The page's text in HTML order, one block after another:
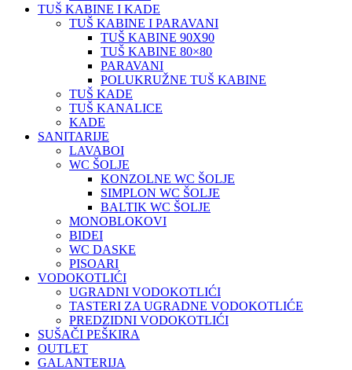
TUŠ KABINE I KADE
TUŠ KABINE I PARAVANI
TUŠ KABINE 90X90
TUŠ KABINE 80×80
PARAVANI
POLUKRUŽNE TUŠ KABINE
TUŠ KADE
TUŠ KANALICE
KADE
SANITARIJE
LAVABOI
WC ŠOLJE
KONZOLNE WC ŠOLJE
SIMPLON WC ŠOLJE
BALTIK WC ŠOLJE
MONOBLOKOVI
BIDEI
WC DASKE
PISOARI
VODOKOTLIĆI
UGRADNI VODOKOTLIĆI
TASTERI ZA UGRADNE VODOKOTLIĆE
PREDZIDNI VODOKOTLIĆI
SUŠAČI PEŠKIRA
OUTLET
GALANTERIJA